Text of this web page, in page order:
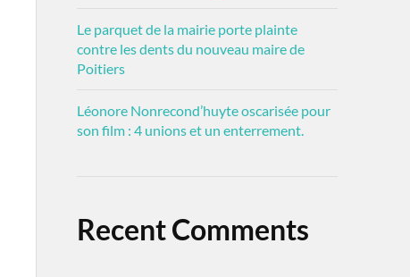
Le parquet de la mairie porte plainte
contre les dents du nouveau maire de
Poitiers
Léonore Nonrecond’huyte oscarisée pour
son film : 4 unions et un enterrement.
Recent Comments